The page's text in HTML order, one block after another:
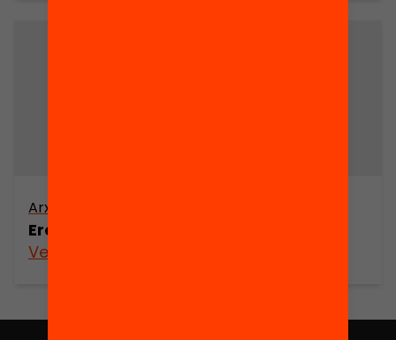
Arxiu
Eros i els seus rostres enigmàtics
Veure’n més